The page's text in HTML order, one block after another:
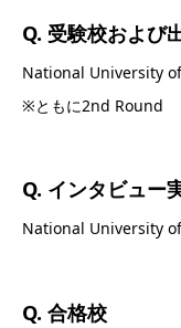
Q. 受験校および
National University
※ともに2nd Round
Q. インタビュー
National University
Q. 合格校